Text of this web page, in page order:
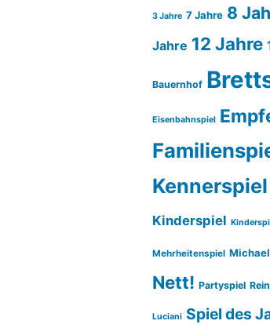
3 Jahre 7 Jahre 8
Jahre 12 Jahre
Bauernhof
Eisenbahnspiel
Kennerspiel
Kinderspiel
Mehrheitenspiel
Nett! Partyspiel
Luciani Spiel des